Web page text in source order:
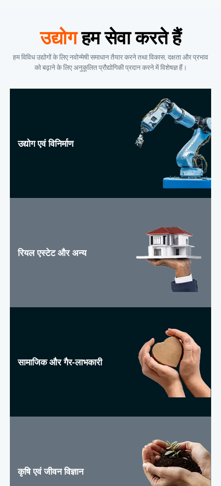
उद्योगहम सेवा करते हैं
हम विविध उद्योगों के लिए नवोन्मेषी समाधान तैयार करने तथा विकास, दक्षता और प्रभाव
को बढ़ाने के लिए अनुकूलित प्रौद्योगिकी प्रदान करने में विशेषज्ञ हैं।
उद्योग एवं विनिर्माण
रियल एस्टेट और अन्य
सामाजिक और गैर-लाभकारी
कृषि एवं जीवन विज्ञान